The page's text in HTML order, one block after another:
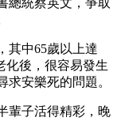
總統蔡英文，爭取
其中65歲以上達
化後，很容易發生
安樂死的問題。
輩子活得精彩，晚